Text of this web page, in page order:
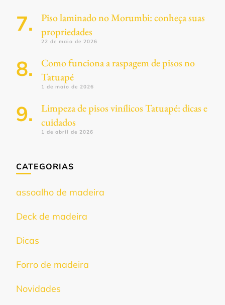
Piso laminado no Morumbi: conheça suas
propriedades
22 de maio de 2026
Como funciona a raspagem de pisos no
Tatuapé
1 de maio de 2026
Limpeza de pisos vinílicos Tatuapé: dicas e
cuidados
1 de abril de 2026
CATEGORIAS
assoalho de madeira
Deck de madeira
Dicas
Forro de madeira
Novidades